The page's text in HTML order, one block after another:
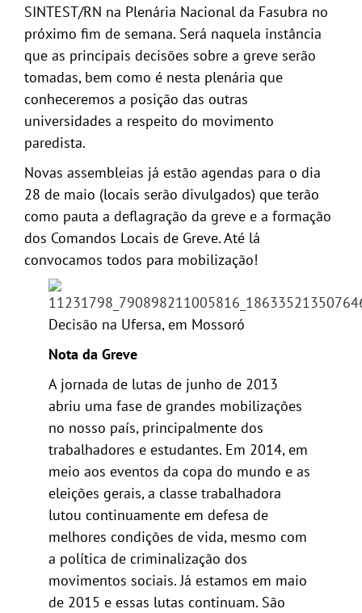
SINTEST/RN na Plenária Nacional da Fasubra no
próximo fim de semana. Será naquela instância
que as principais decisões sobre a greve serão
tomadas, bem como é nesta plenária que
conheceremos a posição das outras
universidades a respeito do movimento
paredista.
Novas assembleias já estão agendas para o dia
28 de maio (locais serão divulgados) que terão
como pauta a deflagração da greve e a formação
dos Comandos Locais de Greve. Até lá
convocamos todos para mobilização!
Decisão na Ufersa, em Mossoró
Nota da Greve
A jornada de lutas de junho de 2013
abriu uma fase de grandes mobilizações
no nosso país, principalmente dos
trabalhadores e estudantes. Em 2014, em
meio aos eventos da copa do mundo e as
eleições gerais, a classe trabalhadora
lutou continuamente em defesa de
melhores condições de vida, mesmo com
a política de criminalização dos
movimentos sociais. Já estamos em maio
de 2015 e essas lutas continuam. São